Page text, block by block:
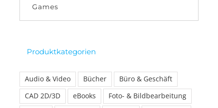
Games
Produktkategorien
Audio & Video Bücher
Büro & Geschäft
CAD 2D/3D
eBooks
Foto- & Bildbearbeitung